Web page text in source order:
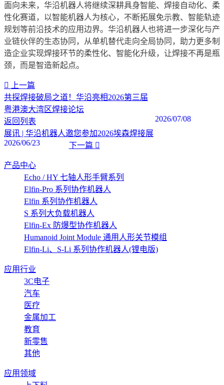
面向未来，华沿机器人将继续深耕具身智能、焊接自动化、柔
性化赛道，以智能机器人为核心，不断拓展免示教、智能轨迹
规划等前沿技术的应用边界。华沿机器人也将进一步深化与产
业链伙伴的生态协同，从单机替代走向全局协同，助力更多制
造企业实现焊接环节的柔性化、智能化升级，让焊接不再是瓶
颈，而是智造新起点。
上一篇
共探焊接破局之道！华沿亮相2026第三届
粤港澳大湾区焊接论坛
2026/07/08
返回列表
展讯 | 华沿机器人邀您参加2026埃森焊接展
2026/06/23
下一篇
产品中心
Echo / HY 七轴人形手臂系列
Elfin-Pro 系列协作机器人
Elfin 系列协作机器人
S 系列大负载机器人
Elfin-Ex 防爆型协作机器人
Humanoid Joint Module 通用人形关节模组
Elfin-Li、S-Li 系列协作机器人(锂电版)
应用行业
3C电子
汽车
医疗
金属加工
教育
新零售
其他
应用领域